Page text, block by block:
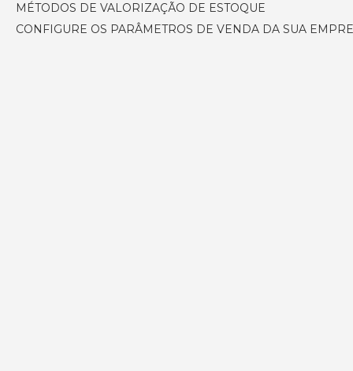
MÉTODOS DE VALORIZAÇÃO DE ESTOQUE
CONFIGURE OS PARÂMETROS DE VENDA DA SUA